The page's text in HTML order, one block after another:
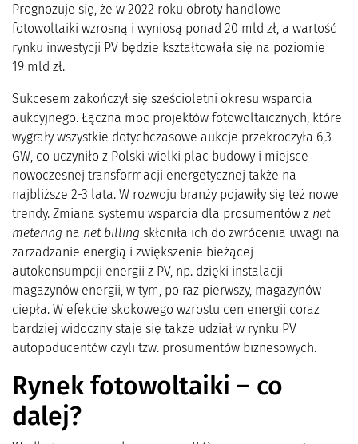
Prognozuje się, że w 2022 roku obroty handlowe
fotowoltaiki wzrosną i wyniosą ponad 20 mld zł, a wartość
rynku inwestycji PV będzie kształtowała się na poziomie
19 mld zł.
Sukcesem zakończył się sześcioletni okresu wsparcia
aukcyjnego. Łączna moc projektów fotowoltaicznych, które
wygrały wszystkie dotychczasowe aukcje przekroczyła 6,3
GW, co uczyniło z Polski wielki plac budowy i miejsce
nowoczesnej transformacji energetycznej także na
najbliższe 2-3 lata. W rozwoju branży pojawiły się też nowe
trendy. Zmiana systemu wsparcia dla prosumentów z net
metering na net billing skłoniła ich do zwrócenia uwagi na
zarzadzanie energią i zwiększenie bieżącej
autokonsumpcji energii z PV, np. dzięki instalacji
magazynów energii, w tym, po raz pierwszy, magazynów
ciepła. W efekcie skokowego wzrostu cen energii coraz
bardziej widoczny staje się także udział w rynku PV
autopoducentów czyli tzw. prosumentów biznesowych.
Rynek fotowoltaiki – co
dalej?